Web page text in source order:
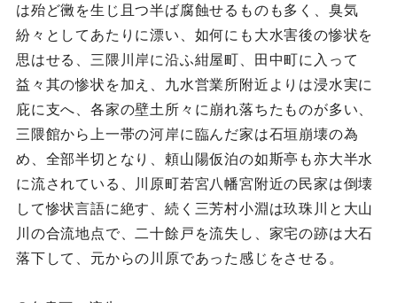
は殆ど黴を生じ且つ半ば腐蝕せるものも多く、臭気
紛々としてあたりに漂い、如何にも大水害後の惨状を
思はせる、三隈川岸に沿ふ紺屋町、田中町に入って
益々其の惨状を加え、九水営業所附近よりは浸水実に
庇に支へ、各家の壁土所々に崩れ落ちたものが多い、
三隈館から上一帯の河岸に臨んだ家は石垣崩壊の為
め、全部半切となり、頼山陽仮泊の如斯亭も亦大半水
に流されている、川原町若宮八幡宮附近の民家は倒壊
して惨状言語に絶す、続く三芳村小淵は玖珠川と大山
川の合流地点で、二十餘戸を流失し、家宅の跡は大石
落下して、元からの川原であった感じをさせる。